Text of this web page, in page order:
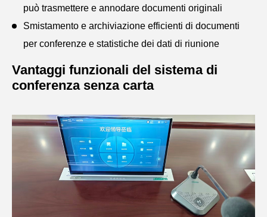
può trasmettere e annodare documenti originali
Smistamento e archiviazione efficienti di documenti
per conferenze e statistiche dei dati di riunione
Vantaggi funzionali del sistema di
conferenza senza carta